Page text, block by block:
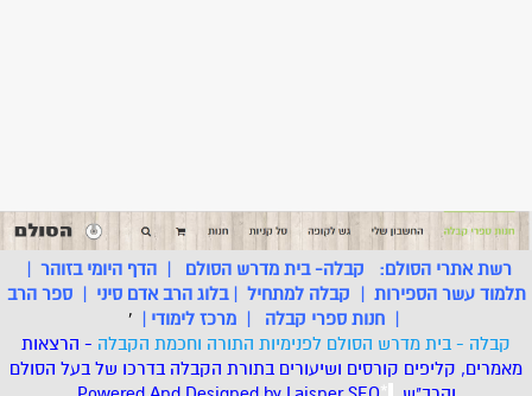
רשת אתרי הסולם: קבלה- בית מדרש הסולם |הדף היומי בזוהר |
תלמוד עשר הספירות | קבלה למתחיל |בלוג הרב אדם סיני |ספר הרב
| חנות ספרי קבלה | מרכז לימודי |
'
קבלה - בית מדרש הסולם לפנימיות התורה וחכמת הקבלה - הרצאות
מאמרים, קליפים קורסים ושיעורים בתורת הקבלה בדרכו של בעל הסולם